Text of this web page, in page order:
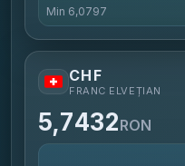
Min 6,0797
CHF
FRANC ELVEȚIAN
5,7432RON